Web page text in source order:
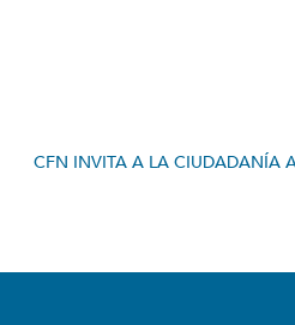
CFN INVITA A LA CIUDADANÍA